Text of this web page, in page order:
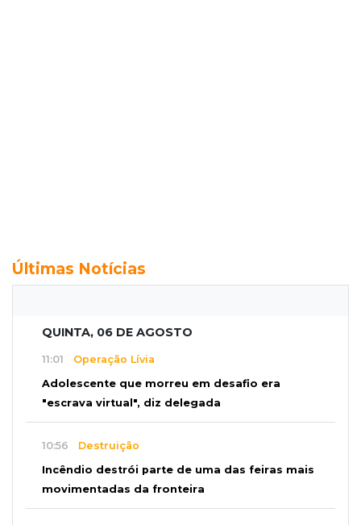
Últimas Notícias
QUINTA, 06 DE AGOSTO
11:01 Operação Lívia
Adolescente que morreu em desafio era
"escrava virtual", diz delegada
10:56 Destruição
Incêndio destrói parte de uma das feiras mais
movimentadas da fronteira